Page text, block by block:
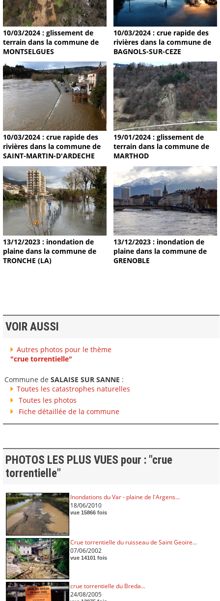
10/03/2024 : glissement de
terrain dans la commune de
MONTSELGUES
10/03/2024 : crue rapide des
rivières dans la commune de
BAGNOLS-SUR-CEZE
10/03/2024 : crue rapide des
rivières dans la commune de
SAINT-MARTIN-D'ARDECHE
19/01/2024 : glissement de
terrain dans la commune de
MARTHOD
13/12/2023 : inondation de
plaine dans la commune de
TRONCHE (LA)
13/12/2023 : inondation de
plaine dans la commune de
GRENOBLE
VOIR AUSSI
Autres photos pour le thème
"crue torrentielle"
Commune de SALAISE SUR SANNE :
Toutes les catastrophes naturelles
Toutes les photos
Fiche détaillée de la commune
PHOTOS LES PLUS VUES pour : "crue
torrentielle"
Inondations du Var - plaine de l'Argens...
18/06/2010
vue 15866 fois
Crue torrentielle du ruisseau de Saint Geoire...
07/06/2002
vue 14101 fois
crue torrentielle du Breda...
24/08/2005